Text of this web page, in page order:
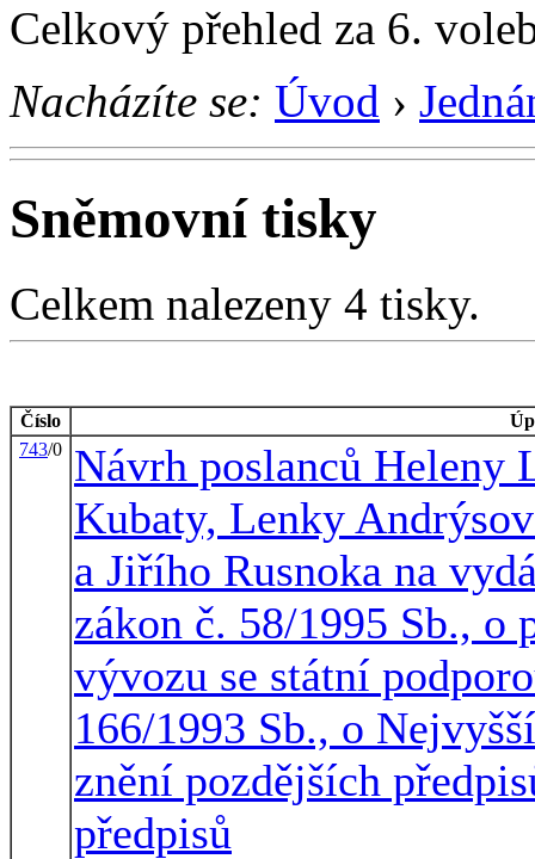
Celkový přehled za 6.
Nacházíte se: Úvod ›
Sněmovní tisky
Celkem nalezeny 4 tisky.
Číslo
743/0
Návrh poslanců Heleny
Kubaty, Lenky
a Jiřího Rusnoka na
zákon č. 58/1995 Sb.,
vývozu se státní
166/1993 Sb., o
znění pozdějších
předpisů